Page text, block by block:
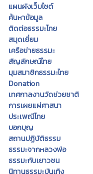
แผนผังเว็บไซต์
ค้นหาข้อมูล
ติดต่อธรรมะไทย
สมุดเยี่ยม
เครือข่ายธรรมะ
สัญลักษณ์ไทย
มุมสมาชิกธรรมะไทย
Donation
เทศกาลงานวัดช่วยชาติ
การเผยแผ่ศาสนา
ประเพณีไทย
บอกบุญ
สถานปฏิบัติธรรม
ธรรมะจากหลวงพ่อ
ธรรมะกับเยาวชน
นิทานธรรมะบันเทิง